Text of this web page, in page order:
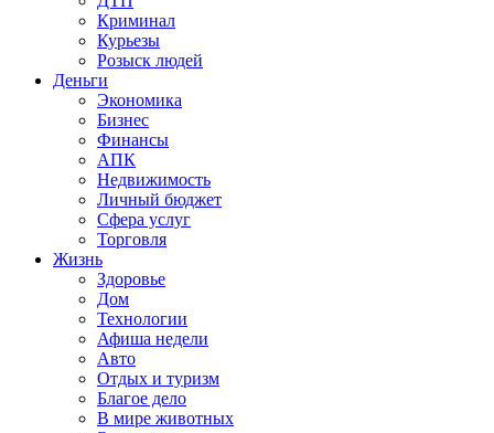
Криминал
Курьезы
Розыск людей
Деньги
Экономика
Бизнес
Финансы
АПК
Недвижимость
Личный бюджет
Сфера услуг
Торговля
Жизнь
Здоровье
Дом
Технологии
Афиша недели
Авто
Отдых и туризм
Благое дело
В мире животных